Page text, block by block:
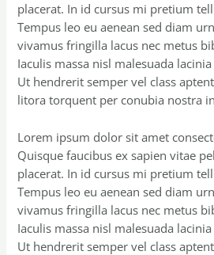
placerat. In id cursus mi pretium
Tempus leo eu aenean sed diam
vivamus fringilla lacus nec metus
Iaculis massa nisl malesuada
Ut hendrerit semper vel class
litora torquent per conubia nostra
Lorem ipsum dolor sit amet
Quisque faucibus ex sapien vitae
placerat. In id cursus mi pretium
Tempus leo eu aenean sed diam
vivamus fringilla lacus nec metus
Iaculis massa nisl malesuada
Ut hendrerit semper vel class